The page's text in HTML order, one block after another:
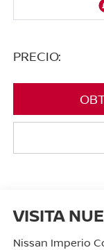
PRECIO:
VISITA
Nissan Imperio